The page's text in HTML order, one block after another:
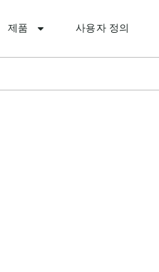
제품 사용자 정의